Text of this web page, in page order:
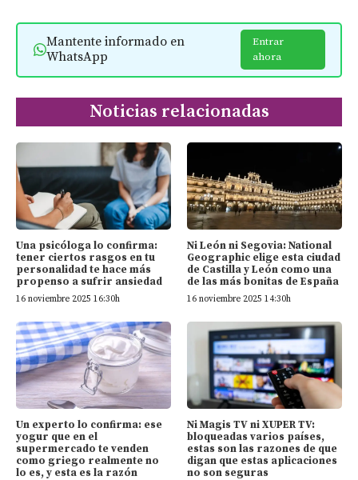
Mantente informado en
WhatsApp
Entrar
ahora
Noticias relacionadas
Una psicóloga lo confirma:
tener ciertos rasgos en tu
personalidad te hace más
propenso a sufrir ansiedad
16 noviembre 2025 16:30h
Ni León ni Segovia: National
Geographic elige esta ciudad
de Castilla y León como una
de las más bonitas de España
16 noviembre 2025 14:30h
Un experto lo confirma: ese
yogur que en el
supermercado te venden
como griego realmente no
lo es, y esta es la razón
Ni Magis TV ni XUPER TV:
bloqueadas varios países,
estas son las razones de que
digan que estas aplicaciones
no son seguras